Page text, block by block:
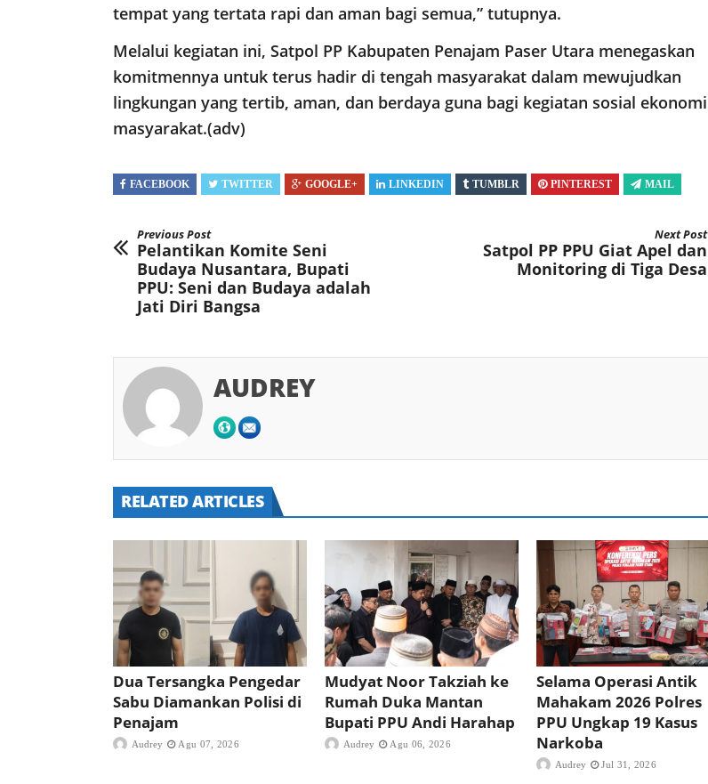
tempat yang tertata rapi dan aman bagi semua,” tutupnya.
Melalui kegiatan ini, Satpol PP Kabupaten Penajam Paser Utara menegaskan
komitmennya untuk terus hadir di tengah masyarakat dalam mewujudkan
lingkungan yang tertib, aman, dan berdaya guna bagi kegiatan sosial ekonomi
masyarakat.(adv)
FACEBOOK TWITTER GOOGLE+ LINKEDIN TUMBLR PINTEREST MAIL
Previous Post
Pelantikan Komite Seni
Budaya Nusantara, Bupati
PPU: Seni dan Budaya adalah
Jati Diri Bangsa
Next Post
Satpol PP PPU Giat Apel dan
Monitoring di Tiga Desa
AUDREY
RELATED ARTICLES
Dua Tersangka Pengedar
Sabu Diamankan Polisi di
Penajam
Audrey Agu 07, 2026
Mudyat Noor Takziah ke
Rumah Duka Mantan
Bupati PPU Andi Harahap
Audrey Agu 06, 2026
Selama Operasi Antik
Mahakam 2026 Polres
PPU Ungkap 19 Kasus
Narkoba
Audrey Jul 31, 2026